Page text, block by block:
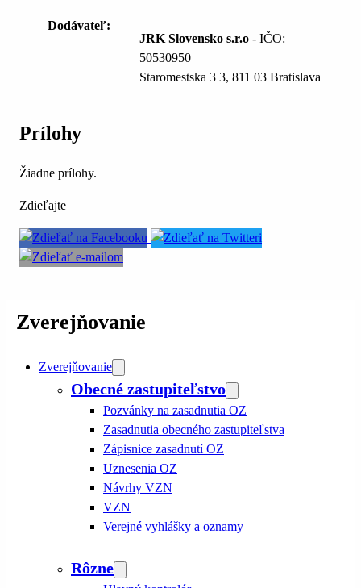
Dodávateľ:
JRK Slovensko s.r.o - IČO:
50530950
Staromestska 3 3, 811 03 Bratislava
Prílohy
Žiadne prílohy.
Zdieľajte
Zverejňovanie
Zverejňovanie
Obecné zastupiteľstvo
Pozvánky na zasadnutia OZ
Zasadnutia obecného zastupiteľstva
Zápisnice zasadnutí OZ
Uznesenia OZ
Návrhy VZN
VZN
Verejné vyhlášky a oznamy
Rôzne